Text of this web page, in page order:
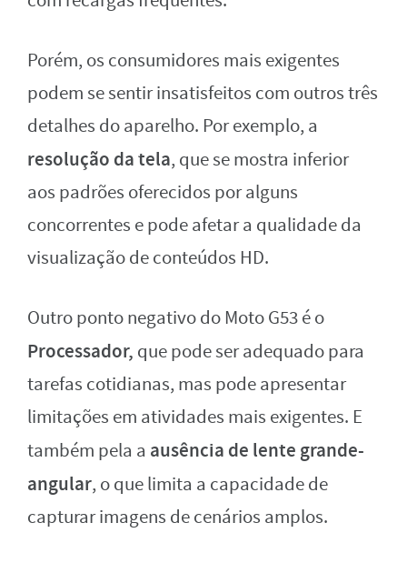
Porém, os consumidores mais exigentes
podem se sentir insatisfeitos com outros três
detalhes do aparelho. Por exemplo, a
resolução da tela, que se mostra inferior
aos padrões oferecidos por alguns
concorrentes e pode afetar a qualidade da
visualização de conteúdos HD.
Outro ponto negativo do Moto G53 é o
Processador, que pode ser adequado para
tarefas cotidianas, mas pode apresentar
limitações em atividades mais exigentes. E
também pela a ausência de lente grande-
angular, o que limita a capacidade de
capturar imagens de cenários amplos.